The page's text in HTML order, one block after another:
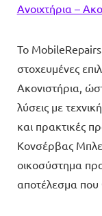
Ανοιχτήρια –
Το
στοχευμένες
Ακονιστήρια,
λύσεις με
και πρακτικές
Κονσέρβας
οικοσύστημα
αποτέλεσμα που